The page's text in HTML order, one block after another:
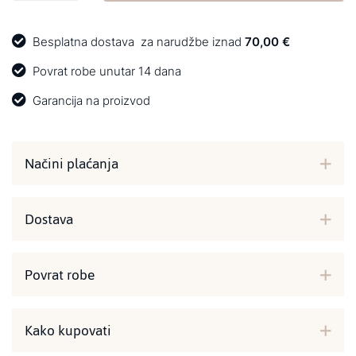
Besplatna dostava za narudžbe iznad 70,00 €
Povrat robe unutar 14 dana
Garancija na proizvod
Načini plaćanja
Dostava
Povrat robe
Kako kupovati